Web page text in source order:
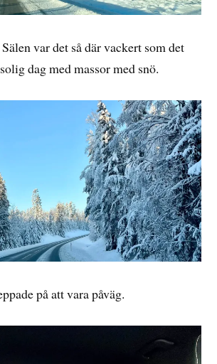
var det så där vackert som det
dag med massor med snö.
på att vara påväg.